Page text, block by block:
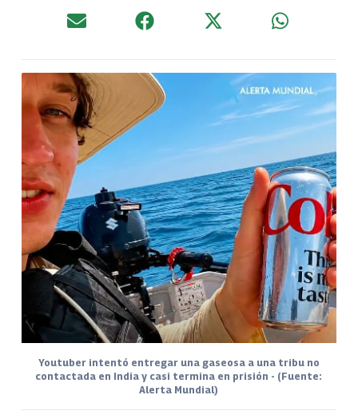
Youtuber intentó entregar una gaseosa a una tribu no
contactada en India y casi termina en prisión - (Fuente:
Alerta Mundial)